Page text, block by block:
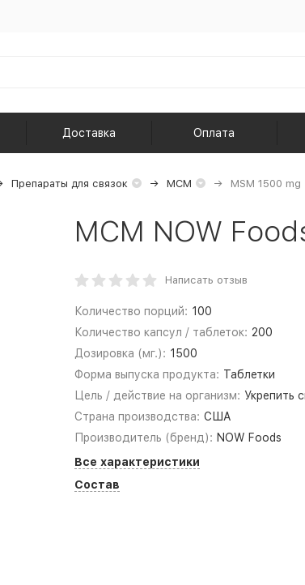
Доставка Оплата
Препараты для связок МСМ MSM 1500 mg
МСМ NOW
Написать отзыв
Количество порций: 100
Количество капсул / таблеток: 200
Дозировка (мг.): 1500
Форма выпуска продукта: Таблетки
Цель / действие на организм: Укрепить
Страна производства: США
Производитель (бренд): NOW Foods
Все характеристики
Состав